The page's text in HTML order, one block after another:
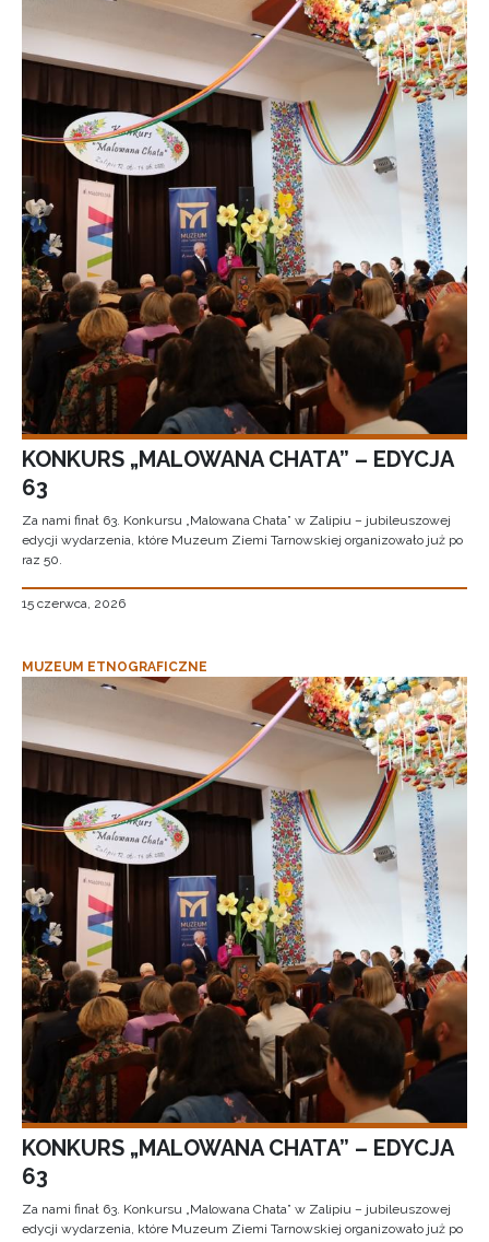
KONKURS „MALOWANA CHATA” – EDYCJA
63
Za nami finał 63. Konkursu „Malowana Chata” w Zalipiu – jubileuszowej
edycji wydarzenia, które Muzeum Ziemi Tarnowskiej organizowało już po
raz 50.
15 czerwca, 2026
MUZEUM ETNOGRAFICZNE
KONKURS „MALOWANA CHATA” – EDYCJA
63
Za nami finał 63. Konkursu „Malowana Chata” w Zalipiu – jubileuszowej
edycji wydarzenia, które Muzeum Ziemi Tarnowskiej organizowało już po